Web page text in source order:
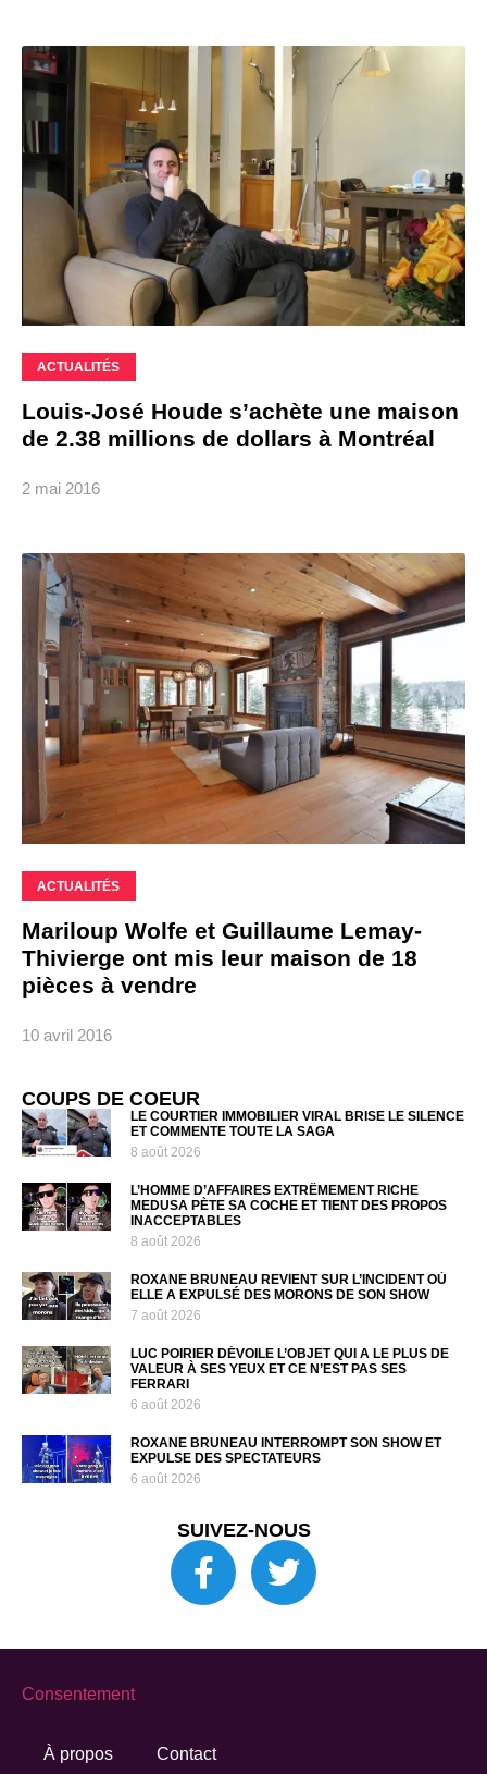
ACTUALITÉS
Louis-José Houde s’achète une maison
de 2.38 millions de dollars à Montréal
2 mai 2016
ACTUALITÉS
Mariloup Wolfe et Guillaume Lemay-
Thivierge ont mis leur maison de 18
pièces à vendre
10 avril 2016
COUPS DE COEUR
LE COURTIER IMMOBILIER VIRAL BRISE LE SILENCE
ET COMMENTE TOUTE LA SAGA
8 août 2026
L’HOMME D’AFFAIRES EXTRÊMEMENT RICHE
MEDUSA PÈTE SA COCHE ET TIENT DES PROPOS
INACCEPTABLES
8 août 2026
ROXANE BRUNEAU REVIENT SUR L’INCIDENT OÙ
ELLE A EXPULSÉ DES MORONS DE SON SHOW
7 août 2026
LUC POIRIER DÉVOILE L’OBJET QUI A LE PLUS DE
VALEUR À SES YEUX ET CE N’EST PAS SES
FERRARI
6 août 2026
ROXANE BRUNEAU INTERROMPT SON SHOW ET
EXPULSE DES SPECTATEURS
6 août 2026
SUIVEZ-NOUS
À propos Contact
Consentement